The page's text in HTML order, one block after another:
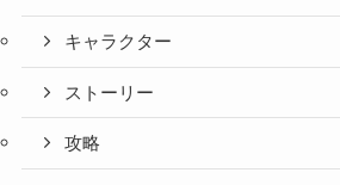
キャラクター
ストーリー
攻略